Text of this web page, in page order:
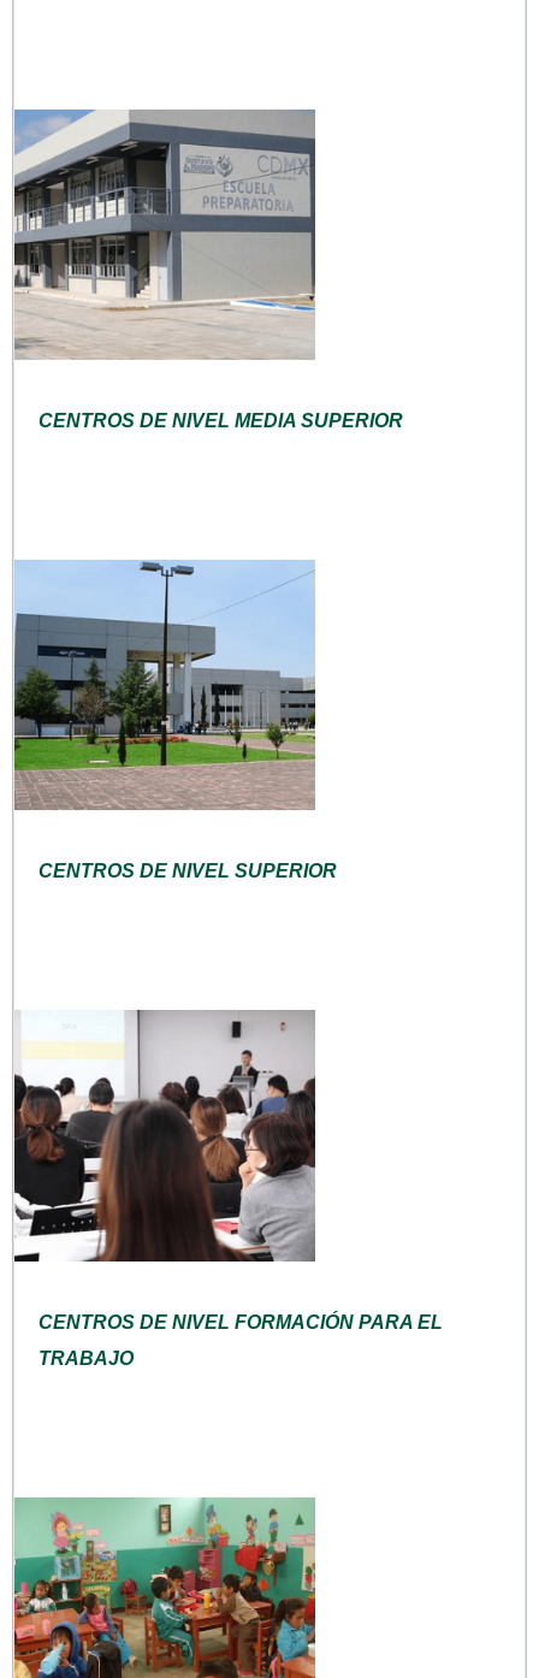
CENTROS DE NIVEL MEDIA SUPERIOR
CENTROS DE NIVEL SUPERIOR
CENTROS DE NIVEL FORMACIÓN PARA EL
TRABAJO